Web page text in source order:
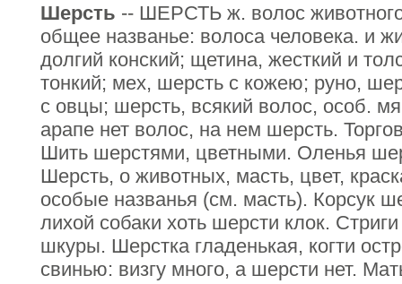
Шерсть -- ШЕРСТЬ ж. волос
общее названье: волоса человека. и
долгий конский; щетина, жесткий и
тонкий; мех, шерсть с кожею; руно,
с овцы; шерсть, всякий волос, особ.
арапе нет волос, на нем шерсть.
Шить шерстями, цветными. Оленья
Шерсть, о животных, масть, цвет,
особые названья (см. масть). Корсук
лихой собаки хоть шерсти клок.
шкуры. Шерстка гладенькая, когти
свинью: визгу много, а шерсти нет.